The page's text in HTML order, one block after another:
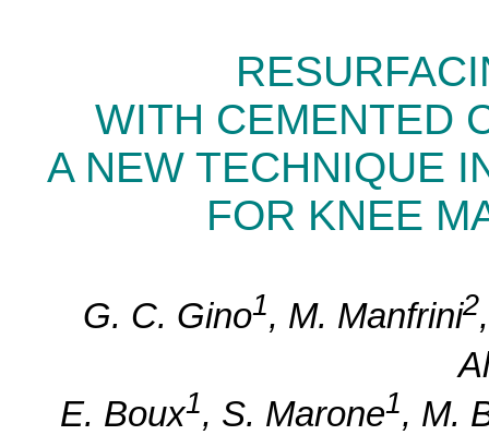
WITH CEMENTED
A NEW TECHNIQUE
FOR KNEE
G. C. Gino1, M. Manfrini2
E. Boux1, S. Marone1, M.